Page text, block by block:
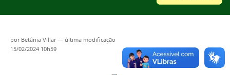
por Betânia Villar— última modificação
15/02/2024 10h59